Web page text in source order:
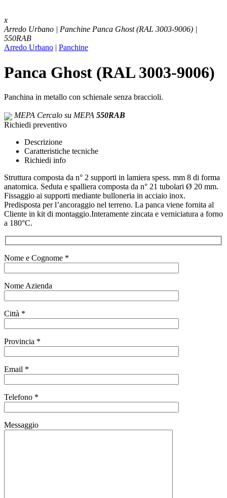
x
Arredo Urbano | Panchine Panca Ghost (RAL 3003-9006) |
550RAB
Arredo Urbano | Panchine
Panca Ghost (RAL 3003-9006)
Panchina in metallo con schienale senza braccioli.
MEPA Cercalo su MEPA 550RAB
Richiedi preventivo
Descrizione
Caratteristiche tecniche
Richiedi info
Struttura composta da n° 2 supporti in lamiera spess. mm 8 di forma
anatomica. Seduta e spalliera composta da n° 21 tubolari Ø 20 mm.
Fissaggio ai supporti mediante bulloneria in acciaio inox.
Predisposta per l’ancoraggio nel terreno. La panca viene fornita al
Cliente in kit di montaggio.Interamente zincata e verniciatura a forno
a 180°C.
Nome e Cognome *
Nome Azienda
Città *
Provincia *
Email *
Telefono *
Messaggio